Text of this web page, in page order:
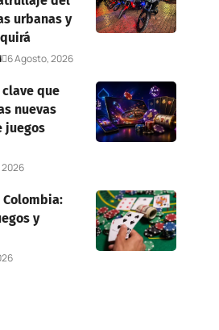
urbanas y
6 Agosto, 2026
que
nuevas
juegos
Colombia:
y